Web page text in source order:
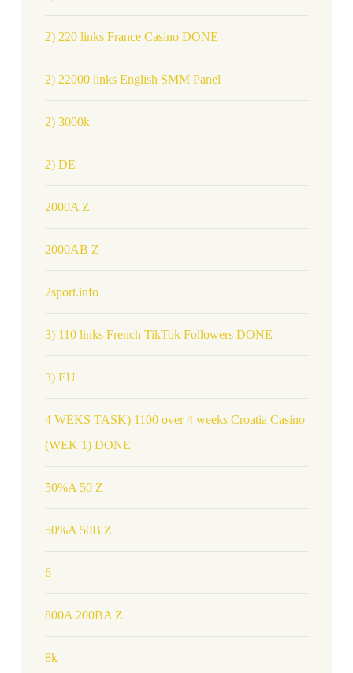
2) 220 links France Casino DONE
2) 22000 links English SMM Panel
2) 3000k
2) DE
2000A Z
2000AB Z
2sport.info
3) 110 links French TikTok Followers DONE
3) EU
4 WEKS TASK) 1100 over 4 weeks Croatia Casino
(WEK 1) DONE
50%A 50 Z
50%A 50B Z
6
800A 200BA Z
8k